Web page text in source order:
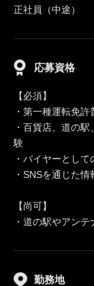
正社員（中途）
応募資格
【必須】
・第一種運転免
・百貨店、道の
験
・バイヤーとし
・SNSを通じた
【尚可】
・道の駅やアン
勤務地